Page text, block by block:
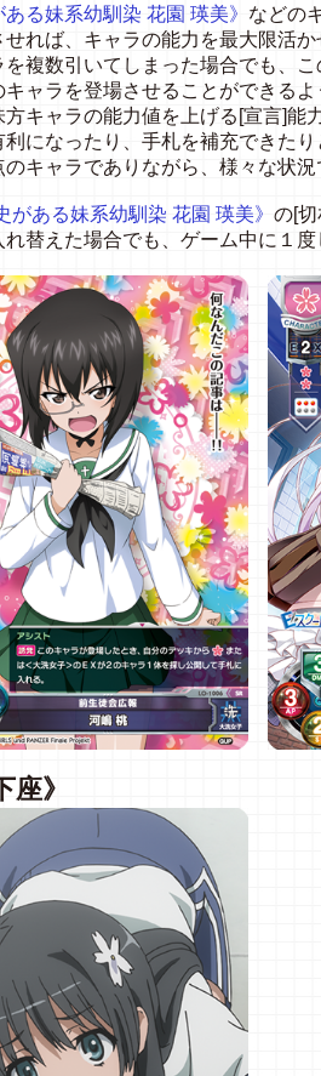
ある妹系幼馴染 花園 瑛美》 などの
れば、キャラの能力を最大限活か
を複数引いてしまった場合でも、こ
キャラを登場させることができるよ
方キャラの能力値を上げる[宣言]能
になったり、手札を補充できたり
のキャラでありながら、様々な状況
がある妹系幼馴染 花園 瑛美》 の[切
れ替えた場合でも、ゲーム中に１
》